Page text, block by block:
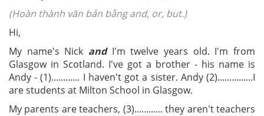
(Hoàn thành văn bản bằng and, or, but.)
Hi,
My name's Nick andI'm twelve years old. I'm from
Glasgow in Scotland. I've got a brother - his name is
Andy - (1)............ I haven't got a sister. Andy (2)...............I
are students at Milton School in Glasgow.
My parents are teachers, (3)............ they aren't teachers